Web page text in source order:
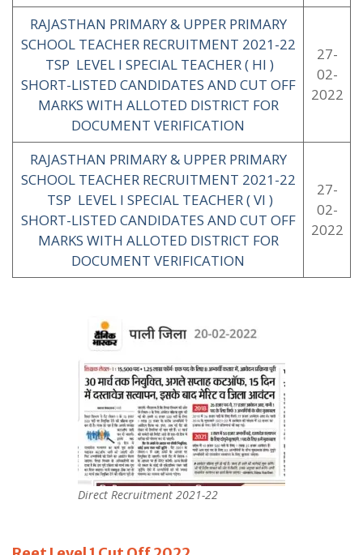
RAJASTHAN PRIMARY & UPPER PRIMARY
SCHOOL TEACHER RECRUITMENT 2021-22
TSP LEVEL I SPECIAL TEACHER ( HI )
SHORT-LISTED CANDIDATES AND CUT OFF
MARKS WITH ALLOTED DISTRICT FOR
DOCUMENT VERIFICATION
27-
02-
2022
RAJASTHAN PRIMARY & UPPER PRIMARY
SCHOOL TEACHER RECRUITMENT 2021-22
TSP LEVEL I SPECIAL TEACHER ( VI )
SHORT-LISTED CANDIDATES AND CUT OFF
MARKS WITH ALLOTED DISTRICT FOR
DOCUMENT VERIFICATION
27-
02-
2022
Direct Recruitment 2021-22